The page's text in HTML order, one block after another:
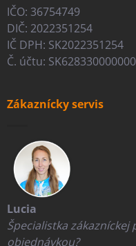
IČO: 36754749
DIČ: 2022351254
IČ DPH: SK2022351254
Č. účtu:
Zákaznícky servis
Lucia
Špecialistka
objednávkou?